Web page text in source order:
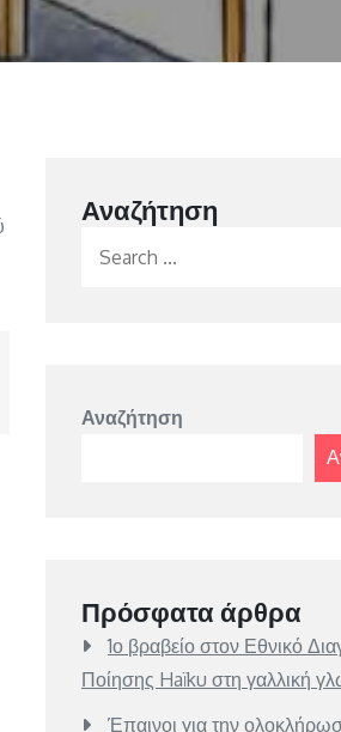
Αναζήτηση
Αναζήτηση
Πρόσφατα άρθρα
1ο βραβείο στον Εθνικό
Ποίησης Haïku στη γαλλική
Έπαινοι για την